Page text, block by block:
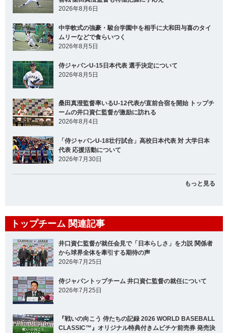
2026年8月6日
中学軟式の強豪・駿台学園中を相手に大和田与喜のタイ
ムリーなどで食らいつく
2026年8月5日
侍ジャパンU-15日本代表 選手決定について
2026年8月5日
桑田真澄監督率いるU-12代表が直前合宿を開始 トップチ
ームの井口資仁監督が激励に訪れる
2026年8月4日
「侍ジャパンU-18壮行試合」高校日本代表 対 大学日本
代表 応援活動について
2026年7月30日
もっと見る
トップチーム 関連記事
井口資仁監督が就任会見で「日本らしさ」を力説 関係者
から球界全体を牽引する期待の声
2026年7月25日
侍ジャパントップチーム 井口資仁監督の就任について
2026年7月25日
『戦いの向こう 侍たちの記録 2026 WORLD BASEBALL
CLASSIC™』オリジナル特典付きムビチケ前売券 発売決